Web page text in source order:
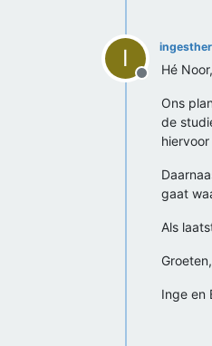
I
Offline
ingesther
Hé Noor,
Ons
de
gaat
Als
Groeten,
Inge en